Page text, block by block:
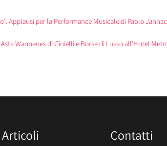
Applausi per la Performance Musicale di Paolo
Wannenes di Gioielli e Borse di Lusso all’Hotel
Contatti